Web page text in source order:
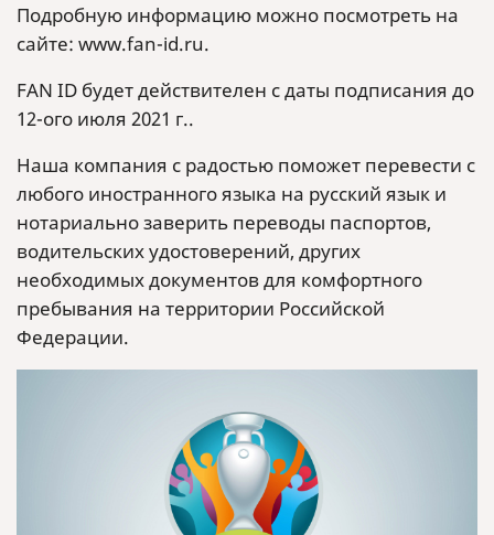
Подробную информацию можно посмотреть на
сайте: www.fan-id.ru.
FAN ID будет действителен с даты подписания до
12-ого июля 2021 г..
Наша компания с радостью поможет перевести с
любого иностранного языка на русский язык и
нотариально заверить переводы паспортов,
водительских удостоверений, других
необходимых документов для комфортного
пребывания на территории Российской
Федерации.